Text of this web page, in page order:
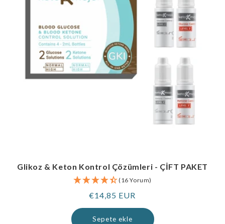
Glikoz & Keton Kontrol Çözümleri - ÇİFT PAKET
(16 Yorum)
Normal
fiyat
€14,85 EUR
Sepete ekle